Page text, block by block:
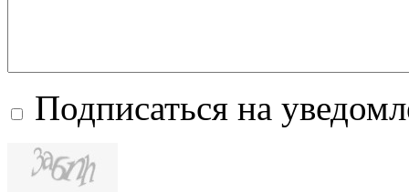
Подписаться на